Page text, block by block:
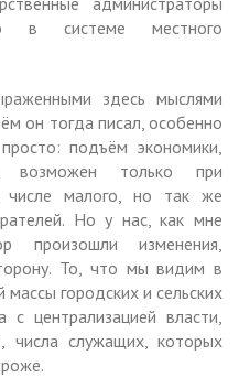
в системе местного
здесь мыслями
он тогда писал, особенно
подъём экономики,
возможен только при
числе малого, но так же
Но у нас, как мне
произошли изменения,
То, что мы видим в
городских и сельских
с централизацией власти,
числа служащих, которых